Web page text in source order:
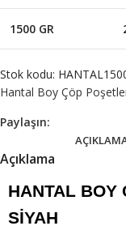
1500 GR
Stok kodu:
Hantal Boy Çöp
Paylaşın:
Açıklama
HANTAL BOY
SİYAH